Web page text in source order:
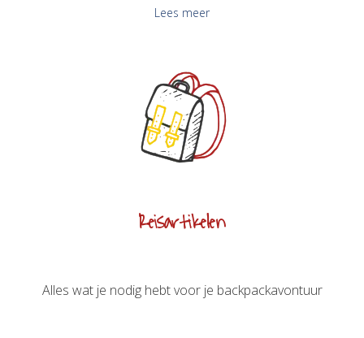
Lees meer
Reisartikelen
Alles wat je nodig hebt voor je backpackavontuur